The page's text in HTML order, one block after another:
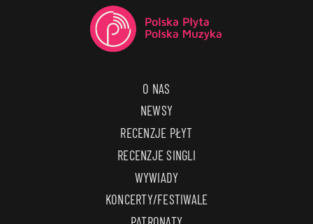
O NAS
NEWSY
RECENZJE PŁYT
RECENZJE SINGLI
WYWIADY
KONCERTY/FESTIWALE